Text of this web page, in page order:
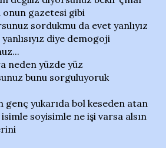
onun gazetesi gibi
sordukmu da evet yanlıyız
diye demogoji
neden yüzde yüz
bunu sorguluyoruk
genç yukarıda bol keseden atan
soyisimle ne işi varsa alsın